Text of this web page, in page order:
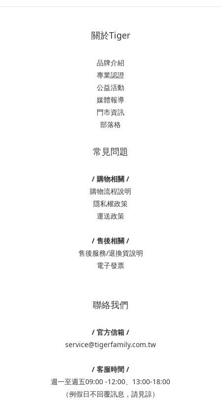
關於Tiger
品牌介紹
專業認證
公益活動
媒體報導
門市資訊
部落格
常見問題
/ 購物相關 /
購物流程說明
隱私權政策
運送政策
/ 售後相關 /
售後服務/退換貨說明
電子發票
聯絡我們
/ 官方信箱 /
service@tigerfamily.com.tw
/ 客服時間 /
週一至週五09:00 -12:00、13:00-18:00
（例假日不回覆訊息，請見諒）